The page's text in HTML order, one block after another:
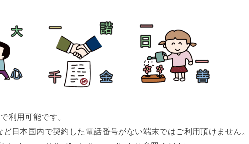
利用可能です。
日本国内で契約した電話番号がない端末ではご利用頂けません。